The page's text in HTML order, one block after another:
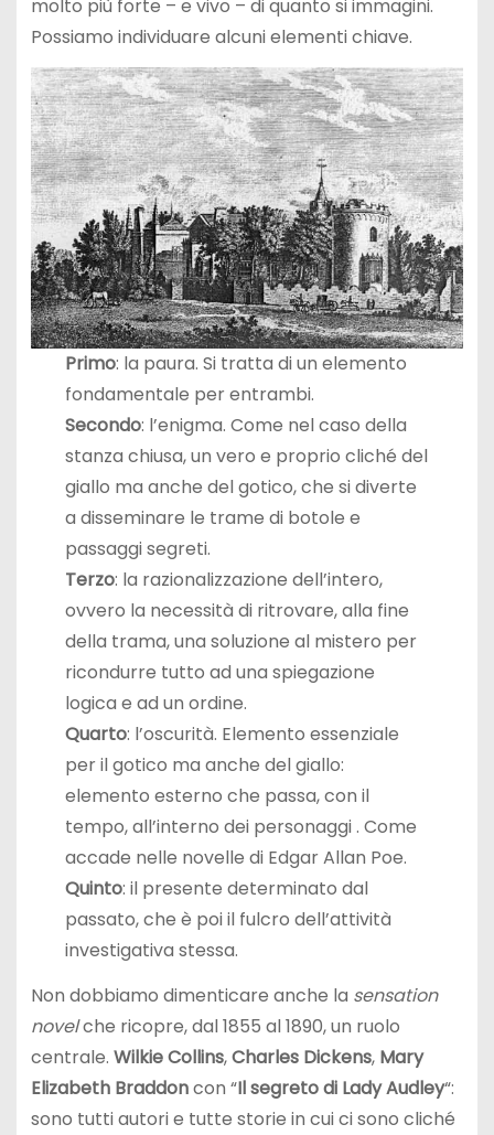
molto più forte – e vivo – di quanto si immagini.
Possiamo individuare alcuni elementi chiave.
Primo: la paura. Si tratta di un elemento
fondamentale per entrambi.
Secondo: l’enigma. Come nel caso della
stanza chiusa, un vero e proprio cliché del
giallo ma anche del gotico, che si diverte
a disseminare le trame di botole e
passaggi segreti.
Terzo: la razionalizzazione dell’intero,
ovvero la necessità di ritrovare, alla fine
della trama, una soluzione al mistero per
ricondurre tutto ad una spiegazione
logica e ad un ordine.
Quarto: l’oscurità. Elemento essenziale
per il gotico ma anche del giallo:
elemento esterno che passa, con il
tempo, all’interno dei personaggi . Come
accade nelle novelle di Edgar Allan Poe.
Quinto: il presente determinato dal
passato, che è poi il fulcro dell’attività
investigativa stessa.
Non dobbiamo dimenticare anche la sensation
novelche ricopre, dal 1855 al 1890, un ruolo
centrale. Wilkie Collins,Charles Dickens, Mary
Elizabeth Braddoncon “Il segreto di Lady Audley“:
sono tutti autori e tutte storie in cui ci sono cliché